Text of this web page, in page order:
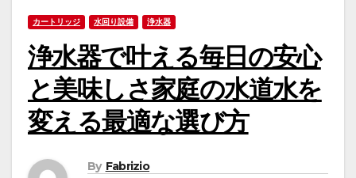
カートリッジ 水回り設備 浄水器
浄水器で叶える毎日の安心
と美味しさ家庭の水道水を
変える最適な選び方
By Fabrizio